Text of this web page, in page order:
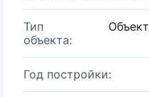
Тип
объекта:
Год постройки: